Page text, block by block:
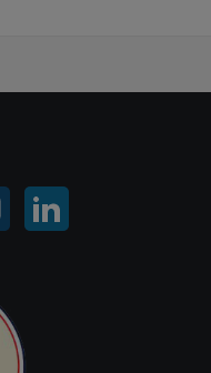
Instagram